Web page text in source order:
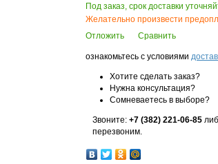
Под заказ, срок доставки
Желательно произвести
Отложить
Сравнить
ознакомьтесь с условиями
Хотите сделать заказ?
Нужна консультация?
Сомневаетесь в выборе?
Звоните: +7 (382) 221-06-85
перезвоним.